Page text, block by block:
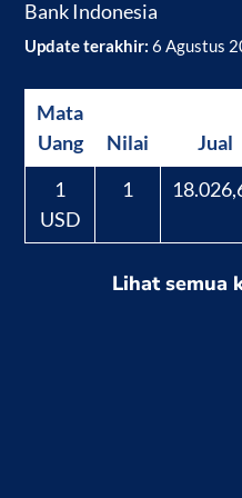
Bank Indonesia
Update terakhir: 6 Agustus
Mata
Uang
Nilai Jual
1
USD
1
Lihat semua